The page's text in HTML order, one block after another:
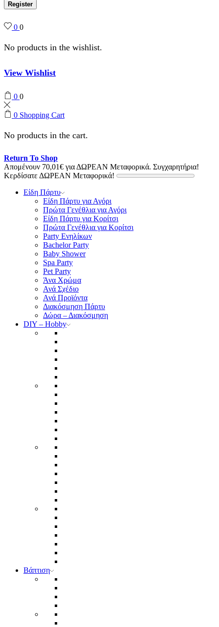
Register
0 0
No products in the wishlist.
View Wishlist
0 0
0 Shopping Cart
No products in the cart.
Return To Shop
Απομένουν 70,01€ για ΔΩΡΕΑΝ Μεταφορικά. Συγχαρητήρια!
Κερδίσατε ΔΩΡΕΑΝ Μεταφορικά!
Είδη Πάρτυ
Είδη Πάρτυ για Αγόρι
Πρώτα Γενέθλια για Αγόρι
Είδη Πάρτυ για Κορίτσι
Πρώτα Γενέθλια για Κορίτσι
Party Ενηλίκων
Bachelor Party
Baby Shower
Spa Party
Pet Party
Άνα Χρώμα
Ανά Σχέδιο
Ανά Προϊόντα
Διακόσμηση Πάρτυ
Δώρα – Διακόσμηση
DIY – Hobby
Βάπτιση